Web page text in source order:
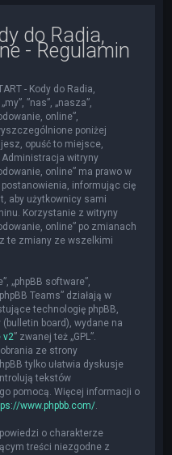
do Radia,
- Regulamin
- Kody do Radia,
”nas”, „nasza”,
online”,
poniżej
opuść to miejsce,
Administracja witryny
online” ma prawo w
informując cię
aby użytkownicy sami
Korzystanie z witryny
online” po zmianach
te zmiany ze wszelkimi
„phpBB software”,
Teams” działają w
technologię phpBB,
board), wydane na
v2” zwanej też „GPL”.
ze strony
tylko ułatwia dyskusje
tekstów
pomocą. Więcej informacji o
www.phpbb.com/
o charakterze
treści niezgodne z